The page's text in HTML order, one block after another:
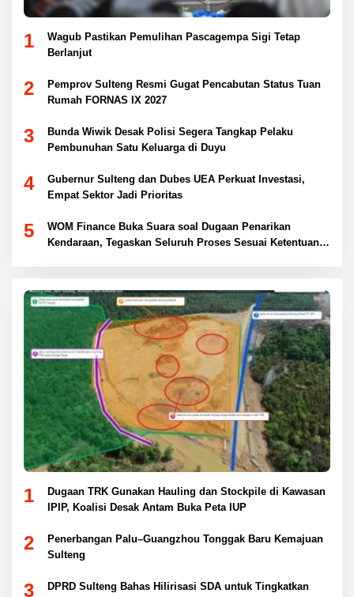
1
Wagub Pastikan Pemulihan Pascagempa Sigi Tetap
Berlanjut
2
Pemprov Sulteng Resmi Gugat Pencabutan Status Tuan
Rumah FORNAS IX 2027
3
Bunda Wiwik Desak Polisi Segera Tangkap Pelaku
Pembunuhan Satu Keluarga di Duyu
4
Gubernur Sulteng dan Dubes UEA Perkuat Investasi,
Empat Sektor Jadi Prioritas
5
WOM Finance Buka Suara soal Dugaan Penarikan
Kendaraan, Tegaskan Seluruh Proses Sesuai Ketentuan
1
Dugaan TRK Gunakan Hauling dan Stockpile di Kawasan
IPIP, Koalisi Desak Antam Buka Peta IUP
2
Penerbangan Palu–Guangzhou Tonggak Baru Kemajuan
Sulteng
3
DPRD Sulteng Bahas Hilirisasi SDA untuk Tingkatkan